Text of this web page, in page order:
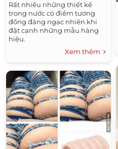
Rất nhiều những thiết kế
trong nước có điểm tương
đồng đáng ngạc nhiên khi
đặt cạnh những mẫu hàng
hiệu.
Xem thêm